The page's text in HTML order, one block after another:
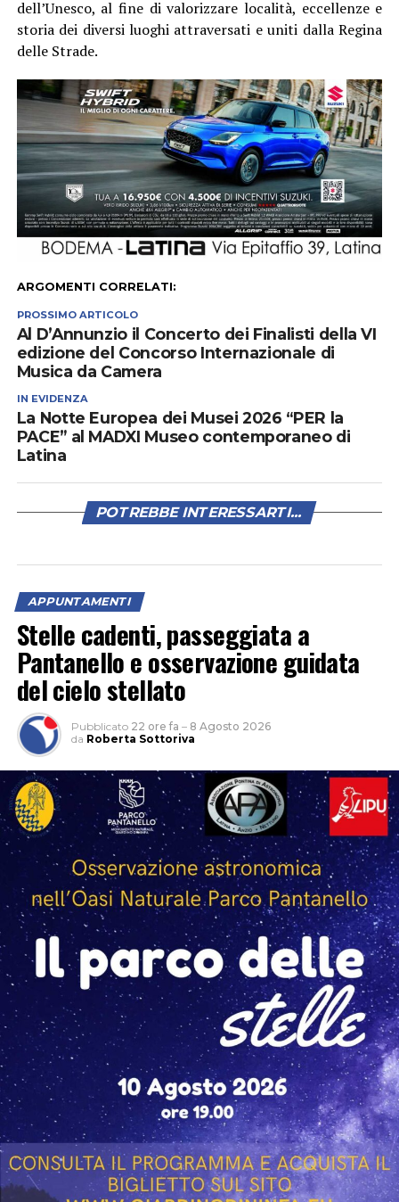
dell’Unesco, al fine di valorizzare località, eccellenze e
storia dei diversi luoghi attraversati e uniti dalla Regina
delle Strade.
ARGOMENTI CORRELATI:
PROSSIMO ARTICOLO
Al D’Annunzio il Concerto dei Finalisti della VI
edizione del Concorso Internazionale di
Musica da Camera
IN EVIDENZA
La Notte Europea dei Musei 2026 “PER la
PACE” al MADXI Museo contemporaneo di
Latina
POTREBBE INTERESSARTI...
APPUNTAMENTI
Stelle cadenti, passeggiata a
Pantanello e osservazione guidata
del cielo stellato
Pubblicato 22 ore fa – 8 Agosto 2026
da Roberta Sottoriva